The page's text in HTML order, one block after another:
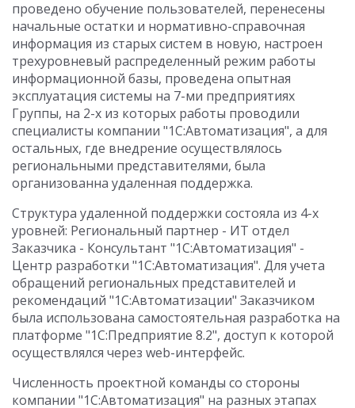
проведено обучение пользователей, перенесены
начальные остатки и нормативно-справочная
информация из старых систем в новую, настроен
трехуровневый распределенный режим работы
информационной базы, проведена опытная
эксплуатация системы на 7-ми предприятиях
Группы, на 2-х из которых работы проводили
специалисты компании "1С:Автоматизация", а для
остальных, где внедрение осуществлялось
региональными представителями, была
организованна удаленная поддержка.
Структура удаленной поддержки состояла из 4-х
уровней: Региональный партнер - ИТ отдел
Заказчика - Консультант "1С:Автоматизация" -
Центр разработки "1С:Автоматизация". Для учета
обращений региональных представителей и
рекомендаций "1С:Автоматизации" Заказчиком
была использована самостоятельная разработка на
платформе "1С:Предприятие 8.2", доступ к которой
осуществлялся через web-интерфейс.
Численность проектной команды со стороны
компании "1С:Автоматизация" на разных этапах